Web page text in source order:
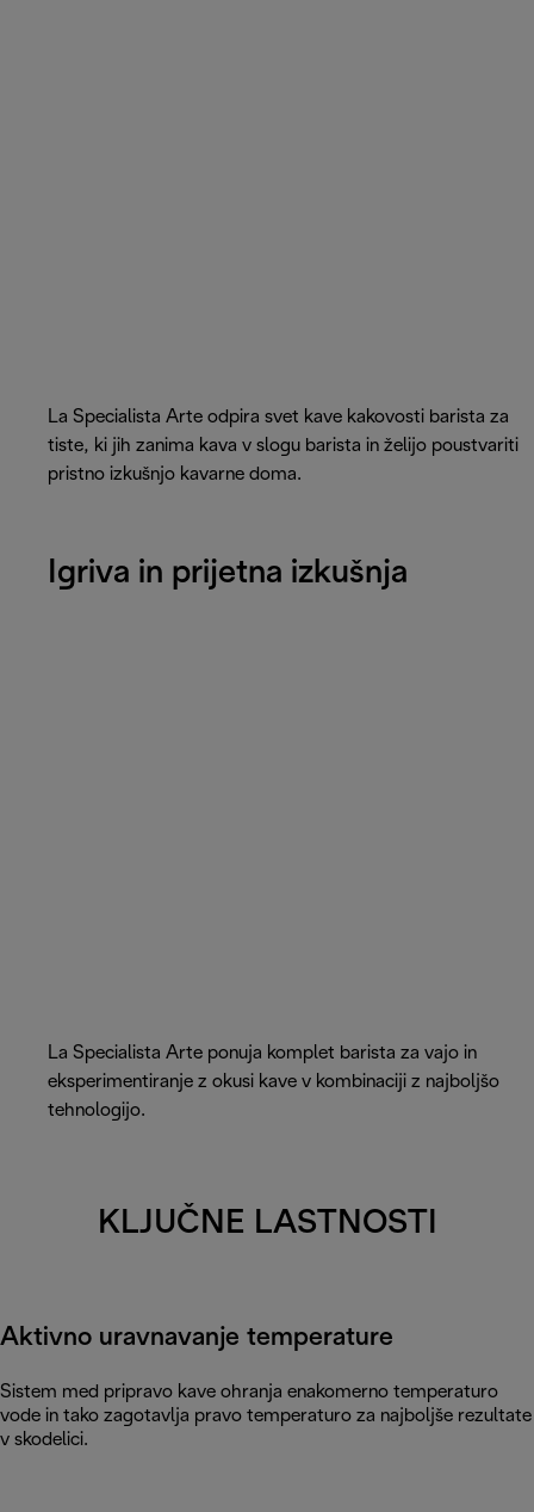
La Specialista Arte odpira svet kave kakovosti barista za
tiste, ki jih zanima kava v slogu barista in želijo poustvariti
pristno izkušnjo kavarne doma.
Igriva in prijetna izkušnja
La Specialista Arte ponuja komplet barista za vajo in
eksperimentiranje z okusi kave v kombinaciji z najboljšo
tehnologijo.
KLJUČNE LASTNOSTI
Aktivno uravnavanje temperature
Sistem med pripravo kave ohranja enakomerno temperaturo
vode in tako zagotavlja pravo temperaturo za najboljše rezultate
v skodelici.